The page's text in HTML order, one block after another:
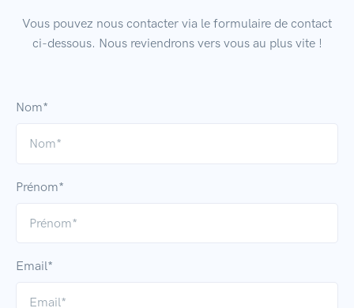
Vous pouvez nous contacter via le formulaire de contact
ci-dessous. Nous reviendrons vers vous au plus vite !
Nom*
Prénom*
Email*